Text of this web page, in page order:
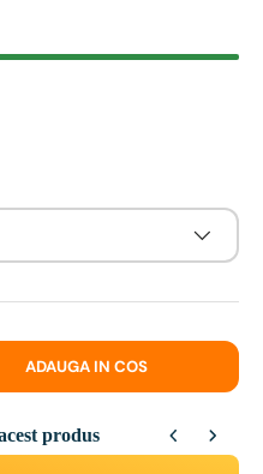
ADAUGA IN COS
produs
to navigate through product